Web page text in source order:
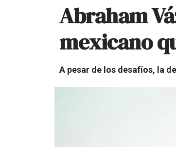
Abraham
mexicano
A pesar de los desafíos, la